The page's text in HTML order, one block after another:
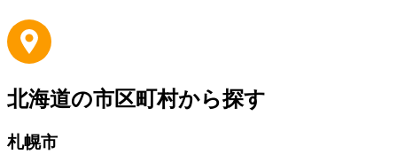
北海道の市区町村から探す
札幌市